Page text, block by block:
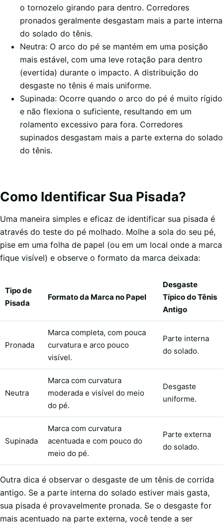
o tornozelo girando para dentro. Corredores
pronados geralmente desgastam mais a parte interna
do solado do tênis.
Neutra: O arco do pé se mantém em uma posição
mais estável, com uma leve rotação para dentro
(evertida) durante o impacto. A distribuição do
desgaste no tênis é mais uniforme.
Supinada: Ocorre quando o arco do pé é muito rígido
e não flexiona o suficiente, resultando em um
rolamento excessivo para fora. Corredores
supinados desgastam mais a parte externa do solado
do tênis.
Como Identificar Sua Pisada?
Uma maneira simples e eficaz de identificar sua pisada é
através do teste do pé molhado. Molhe a sola do seu pé,
pise em uma folha de papel (ou em um local onde a marca
fique visível) e observe o formato da marca deixada:
Tipo de
Pisada
Formato da Marca no Papel
Desgaste
Típico do Tênis
Antigo
Pronada
Marca completa, com pouca
curvatura e arco pouco
visível.
Parte interna
do solado.
Neutra
Marca com curvatura
moderada e visível do meio
do pé.
Desgaste
uniforme.
Supinada
Marca com curvatura
acentuada e com pouco do
meio do pé.
Parte externa
do solado.
Outra dica é observar o desgaste de um tênis de corrida
antigo. Se a parte interna do solado estiver mais gasta,
sua pisada é provavelmente pronada. Se o desgaste for
mais acentuado na parte externa, você tende a ser